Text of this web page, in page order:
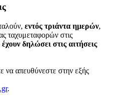
εντός τριάντα ημερών,
ταχυμεταφορών στις
δηλώσει στις αιτήσεις
να απευθύνεστε στην εξής
.